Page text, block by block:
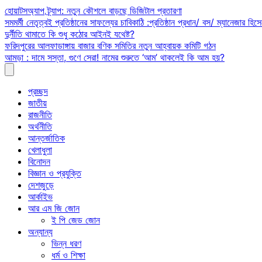
Skip
to
content
হোয়াটসঅ্যাপ ট্র্যাপ: নতুন কৌশলে বাড়ছে ডিজিটাল প্রতারণা
সমমর্মী নেতৃত্বই প্রতিষ্ঠানের সাফল্যের চাবিকাঠি :প্রতিষ্ঠান প্রধান/ বস/ ম্যানেজার
দুর্নীতি থামাতে কি শুধু কঠোর আইনই যথেষ্ট?
ফরিদপুরের আলফাডাঙ্গায় বাজার বণিক সমিতির নতুন আহ্বায়ক কমিটি গঠন
আমড়া : দামে সস্তা, গুণে সেরা! নামের শুরুতে ‘আম’ থাকলেই কি আম হয়?
প্রচ্ছদ
জাতীয়
রাজনীতি
অর্থনীতি
আন্তর্জাতিক
খেলাধুলা
বিনোদন
বিজ্ঞান ও প্রযুক্তি
দেশজুড়ে
আর্কাইভ
আর এম জি জোন
ই পি জেড জোন
অন্যান্য
ভিন্ন ধরণ
ধর্ম ও শিক্ষা